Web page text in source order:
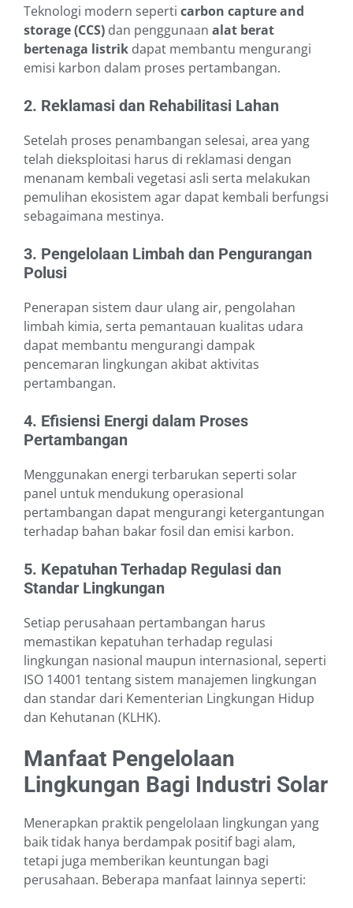
Teknologi modern seperti carbon capture and
storage (CCS) dan penggunaan alat berat
bertenaga listrik dapat membantu mengurangi
emisi karbon dalam proses pertambangan.
2. Reklamasi dan Rehabilitasi Lahan
Setelah proses penambangan selesai, area yang
telah dieksploitasi harus di reklamasi dengan
menanam kembali vegetasi asli serta melakukan
pemulihan ekosistem agar dapat kembali berfungsi
sebagaimana mestinya.
3. Pengelolaan Limbah dan Pengurangan
Polusi
Penerapan sistem daur ulang air, pengolahan
limbah kimia, serta pemantauan kualitas udara
dapat membantu mengurangi dampak
pencemaran lingkungan akibat aktivitas
pertambangan.
4. Efisiensi Energi dalam Proses
Pertambangan
Menggunakan energi terbarukan seperti solar
panel untuk mendukung operasional
pertambangan dapat mengurangi ketergantungan
terhadap bahan bakar fosil dan emisi karbon.
5. Kepatuhan Terhadap Regulasi dan
Standar Lingkungan
Setiap perusahaan pertambangan harus
memastikan kepatuhan terhadap regulasi
lingkungan nasional maupun internasional, seperti
ISO 14001 tentang sistem manajemen lingkungan
dan standar dari Kementerian Lingkungan Hidup
dan Kehutanan (KLHK).
Manfaat Pengelolaan
Lingkungan Bagi Industri Solar
Menerapkan praktik pengelolaan lingkungan yang
baik tidak hanya berdampak positif bagi alam,
tetapi juga memberikan keuntungan bagi
perusahaan. Beberapa manfaat lainnya seperti: